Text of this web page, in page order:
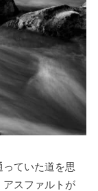
ていた道を思
アスファルトが